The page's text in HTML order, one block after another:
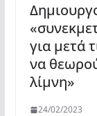
για μετά
να
λίμνη»
24/02/2023